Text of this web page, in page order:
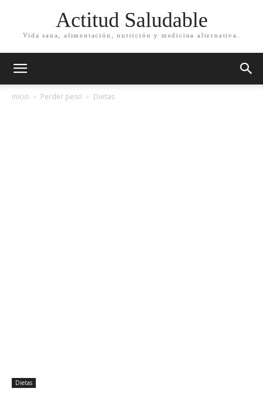
Actitud Saludable
Vida sana, alimentación, nutrición y medicina alternativa.
Inicio Perder peso Dietas
Dietas